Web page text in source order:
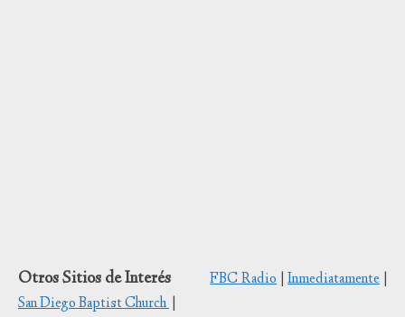
Otros Sitios de Interés FBC Radio|Inmediatamente
San Diego Baptist Church